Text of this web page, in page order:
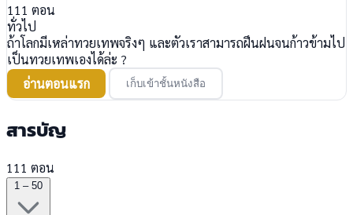
111 ตอน
ทั่วไป
ถ้าโลกมีเหล่าทวยเทพจริงๆ และตัวเราสามารถฝึนฝนจนก้าวข้ามไป
เป็นทวยเทพเองได้ล่ะ ?
อ่านตอนแรก
เก็บเข้าชั้นหนังสือ
สารบัญ
111 ตอน
1 – 50